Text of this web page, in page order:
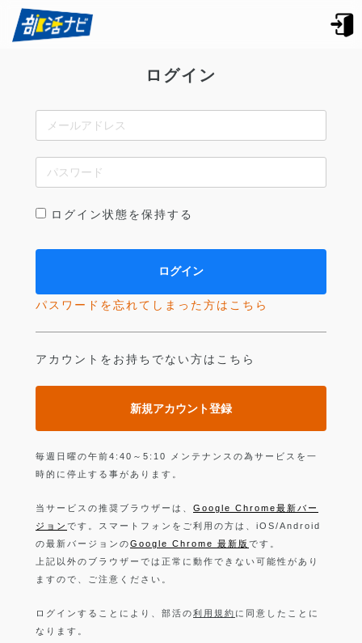
ログイン
ログイン状態を保持する
パスワードを忘れてしまった方はこちら
アカウントをお持ちでない方はこちら
新規アカウント登録
毎週日曜の午前4:40～5:10 メンテナンスの為サービスを一
時的に停止する事があります。
当サービスの推奨ブラウザーは、 Google Chrome最新バー
ジョン です。スマートフォンをご利用の方は、iOS/Android
の最新バージョンのGoogle Chrome 最新版 です。
上記以外のブラウザーでは正常に動作できない可能性があり
ますので、ご注意ください。
ログインすることにより、部活の利用規約 に同意したことに
なります。